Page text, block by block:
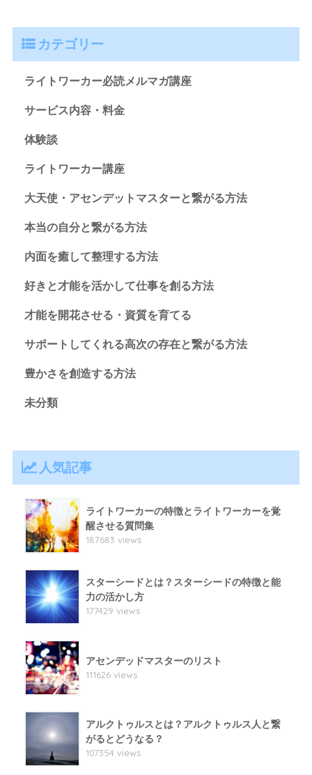
カテゴリー
ライトワーカー必読メルマガ講座
サービス内容・料金
体験談
ライトワーカー講座
大天使・アセンデットマスターと繋がる方法
本当の自分と繋がる方法
内面を癒して整理する方法
好きと才能を活かして仕事を創る方法
才能を開花させる・資質を育てる
サポートしてくれる高次の存在と繋がる方法
豊かさを創造する方法
未分類
人気記事
ライトワーカーの特徴とライトワーカーを覚
醒させる質問集
187683 views
スターシードとは？スターシードの特徴と能
力の活かし方
177429 views
アセンデッドマスターのリスト
111626 views
アルクトゥルスとは？アルクトゥルス人と繋
がるとどうなる？
107354 views